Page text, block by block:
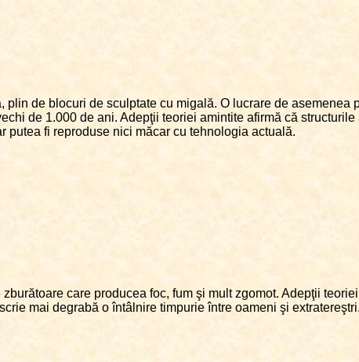
de blocuri de sculptate cu migală. O lucrare de asemenea
de 1.000 de ani. Adepţii teoriei amintite afirmă că structurile
putea fi reproduse nici măcar cu tehnologia actuală.
care producea foc, fum şi mult zgomot. Adepţii
mai degrabă o întâlnire timpurie între oameni şi extratereştri.